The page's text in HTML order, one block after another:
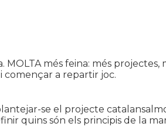
MOLTA més feina: més
començar a repartir joc.
se el projecte
quins són els principis de la